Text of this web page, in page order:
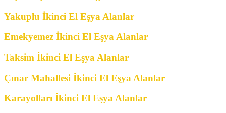
Yakuplu İkinci El Eşya Alanlar
Emekyemez İkinci El Eşya Alanlar
Taksim İkinci El Eşya Alanlar
Çınar Mahallesi İkinci El Eşya Alanlar
Karayolları İkinci El Eşya Alanlar